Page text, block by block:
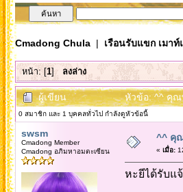
Cmadong Chula| เรือนรับแขก เมา
หน้า: [1] ลงล่าง
ผู้เขียน หัวข้อ: ^^ คุณ
0 สมาชิก และ 1 บุคคลทั่วไป กำลังดูหัวข้อนี้
swsm
Cmadong Member
Cmadong อภิมหาอมตะเซียน
^^ คุณ
« เมื่อ:
หะยีได้รับแ